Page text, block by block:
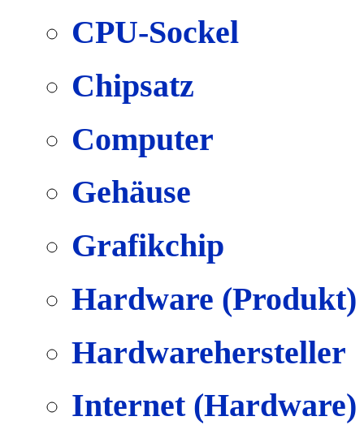
CPU-Sockel
Chipsatz
Computer
Gehäuse
Grafikchip
Hardware (Produkt)
Hardwarehersteller
Internet (Hardware)